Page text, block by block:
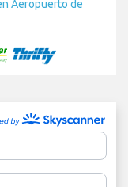
Aeropuerto de